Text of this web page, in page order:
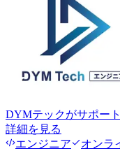
DYMテックがサポート
詳細を見る
エンジニア
オンラ